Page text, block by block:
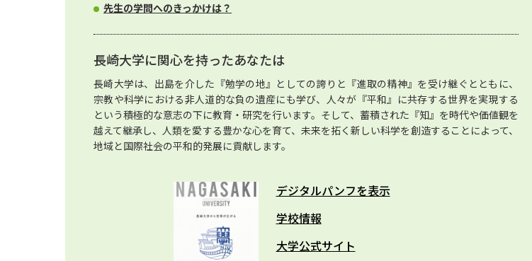
先生の学問へのきっかけは？
長崎大学に関心を持ったあなたは
長崎大学は、出島を介した『勉学の地』としての誇りと『進取の精神』を受け継ぐとともに、
宗教や科学における非人道的な負の遺産にも学び、人々が『平和』に共存する世界を実現する
という積極的な意志の下に教育・研究を行います。そして、蓄積された『知』を時代や価値観を
越えて継承し、人類を愛する豊かな心を育て、未来を拓く新しい科学を創造することによって、
地域と国際社会の平和的発展に貢献します。
デジタルパンフを表示
学校情報
大学公式サイト